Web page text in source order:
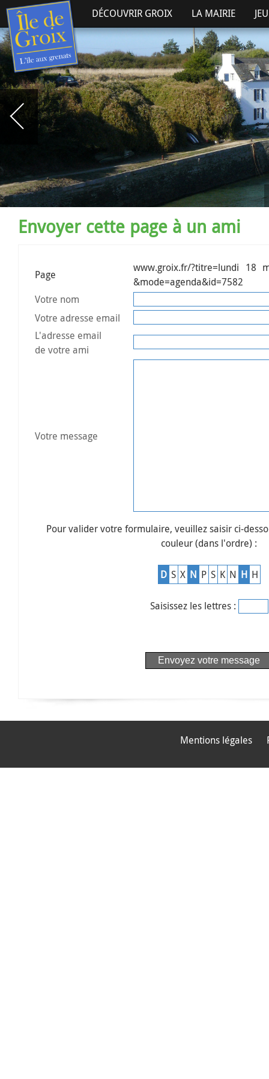
DÉCOUVRIR GROIX LA MAIRIE
Envoyer cette page à un ami
Page
www.groix.fr/?titre=lundi 18
&mode=agenda&id=7582
Votre nom
Votre adresse email
L'adresse email
de votre ami
Votre message
Pour valider votre formulaire, veuillez saisir ci-
couleur (dans l'ordre) :
D S X N P S K N H H
Saisissez les lettres :
Mentions légales